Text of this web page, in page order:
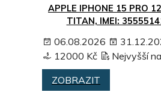
APPLE IPHONE 15 PRO
TITAN, IMEI:
06.08.2026
12000 Kč
Nejvyšší
ZOBRAZIT